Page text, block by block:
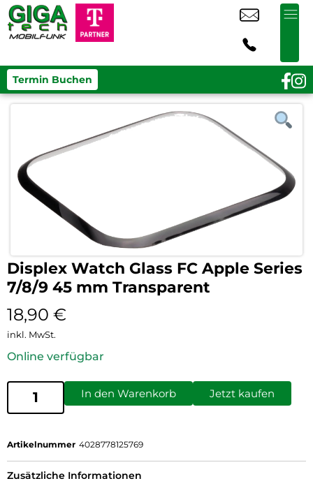
Termin Buchen
Displex Watch Glass FC Apple Series
7/8/9 45 mm Transparent
18,90 €
inkl. MwSt.
Online verfügbar
In den Warenkorb Jetzt kaufen
Artikelnummer 4028778125769
Zusätzliche Informationen